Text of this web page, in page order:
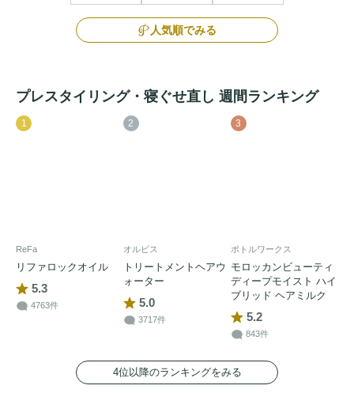
人気順でみる
プレスタイリング・寝ぐせ直し 週間ランキング
1
ReFa
リファロックオイル
5.3
4763件
2
オルビス
トリートメントヘアウ
ォーター
5.0
3717件
3
ボトルワークス
モロッカンビューティ
ディープモイスト ハイ
ブリッド ヘアミルク
5.2
843件
4位以降のランキングをみる